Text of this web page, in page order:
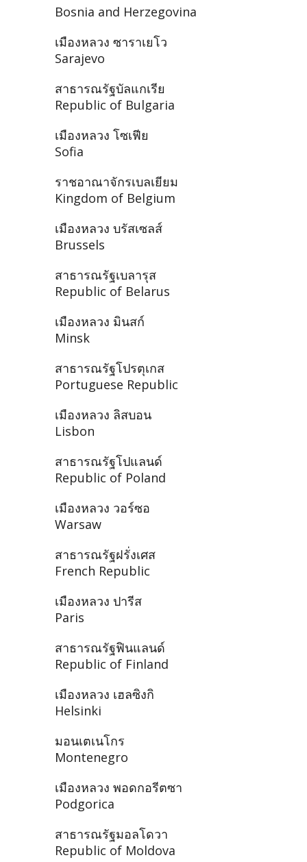
Bosnia and Herzegovina
เมืองหลวง ซาราเยโว
Sarajevo
สาธารณรัฐบัลแกเรีย
Republic of Bulgaria
เมืองหลวง โซเฟีย
Sofia
ราชอาณาจักรเบลเยียม
Kingdom of Belgium
เมืองหลวง บรัสเซลส์
Brussels
สาธารณรัฐเบลารุส
Republic of Belarus
เมืองหลวง มินสก์
Minsk
สาธารณรัฐโปรตุเกส
Portuguese Republic
เมืองหลวง ลิสบอน
Lisbon
สาธารณรัฐโปแลนด์
Republic of Poland
เมืองหลวง วอร์ซอ
Warsaw
สาธารณรัฐฝรั่งเศส
French Republic
เมืองหลวง ปารีส
Paris
สาธารณรัฐฟินแลนด์
Republic of Finland
เมืองหลวง เฮลซิงกิ
Helsinki
มอนเตเนโกร
Montenegro
เมืองหลวง พอดกอรีตซา
Podgorica
สาธารณรัฐมอลโดวา
Republic of Moldova